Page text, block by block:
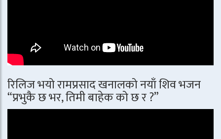
रिलिज भयो रामप्रसाद खनालको नयाँ शिव भजन
“प्रभुकै छ भर, तिमी बाहेक को छ र ?”